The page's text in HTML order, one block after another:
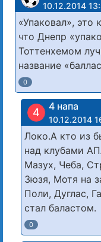
10.12.2014
«Упаковал», это
что Днепр
Тоттенхемом
название
0
4 4 напа
10.12.2014
Локо.А кто из
над клубами
Мазух, Чеба,
Зюзя, Мотя на
Поли, Дуглас,
стал баластом.
0